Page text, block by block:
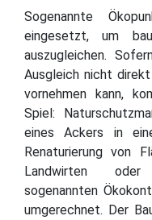
Sogenannte
eingesetzt, um
auszugleichen.
Ausgleich nicht
vornehmen kann,
Spiel:
eines Ackers in
Renaturierung von
Landwirten
sogenannten
umgerechnet. Der